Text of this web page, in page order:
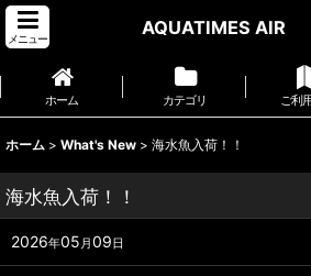
メニュー
AQUATIMES AIR
ホーム カテゴリ ご利
ホーム > What's New > 海水魚入荷！！
海水魚入荷！！
2026年05 月09日